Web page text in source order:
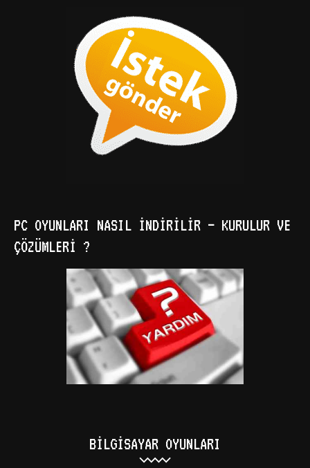
PC OYUNLARI NASIL İNDIRILIR – KURULUR VE
ÇÖZÜMLERI ?
BILGISAYAR OYUNLARI